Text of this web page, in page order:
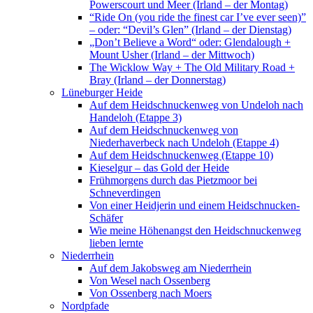
Powerscourt und Meer (Irland – der Montag)
“Ride On (you ride the finest car I’ve ever seen)”
– oder: “Devil’s Glen” (Irland – der Dienstag)
„Don’t Believe a Word“ oder: Glendalough +
Mount Usher (Irland – der Mittwoch)
The Wicklow Way + The Old Military Road +
Bray (Irland – der Donnerstag)
Lüneburger Heide
Auf dem Heidschnuckenweg von Undeloh nach
Handeloh (Etappe 3)
Auf dem Heidschnuckenweg von
Niederhaverbeck nach Undeloh (Etappe 4)
Auf dem Heidschnuckenweg (Etappe 10)
Kieselgur – das Gold der Heide
Frühmorgens durch das Pietzmoor bei
Schneverdingen
Von einer Heidjerin und einem Heidschnucken-
Schäfer
Wie meine Höhenangst den Heidschnuckenweg
lieben lernte
Niederrhein
Auf dem Jakobsweg am Niederrhein
Von Wesel nach Ossenberg
Von Ossenberg nach Moers
Nordpfade